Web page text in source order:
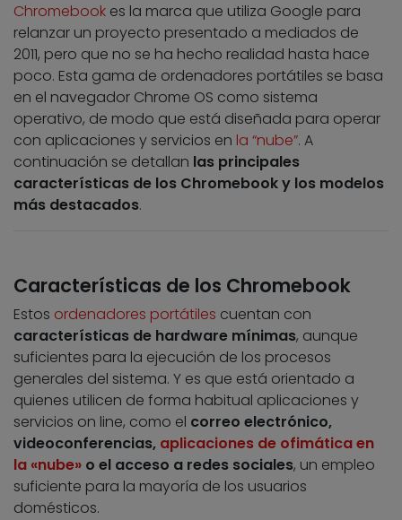
Chromebook es la marca que utiliza Google para
relanzar un proyecto presentado a mediados de
2011, pero que no se ha hecho realidad hasta hace
poco. Esta gama de ordenadores portátiles se basa
en el navegador Chrome OS como sistema
operativo, de modo que está diseñada para operar
con aplicaciones y servicios en la “nube”. A
continuación se detallan las principales
características de los Chromebook y los modelos
más destacados.
Características de los Chromebook
Estos ordenadores portátiles cuentan con
características de hardware mínimas, aunque
suficientes para la ejecución de los procesos
generales del sistema. Y es que está orientado a
quienes utilicen de forma habitual aplicaciones y
servicios on line, como el correo electrónico,
videoconferencias, aplicaciones de ofimática en
la «nube» o el acceso a redes sociales, un empleo
suficiente para la mayoría de los usuarios
domésticos.